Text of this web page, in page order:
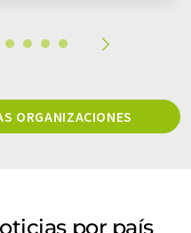
ORGANIZACIONES
por país